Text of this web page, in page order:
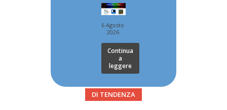
6 Agosto
2026
Continua
a
leggere
DI TENDENZA